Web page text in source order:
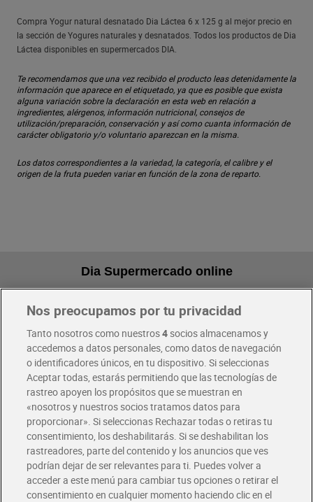
Compra Yogur natural desnatado Dia Láctea 6 x 125 g al mejor precio en
la sección de Yogures naturales y desnatados. Todos los productos de Dia
Láctea disponibles en supermercados DIA.
Te recomendamos que una vez recibido el producto leas detenidamente la
información que aparece en el etiquetado, ya que es posible que exista
alguna variación sobre la declaración en esta web en relación a
ingredientes, alérgenos, información nutricional, consejos de
utilización/preparación, conservación y así como cuanta información de
carácter obligatorio y/o voluntario aparezcan en la misma.
Los datos correspondientes a la variedad, la categoría, el calibre y el
origen de la fruta pueden variar en función de la zona de reparto.
Dia Supermercado online
Pide hoy, recibe hoy
Envío gratis por compras superiores a 100€
Envío estandar por 4,99€
Glovo y Uber Eats
Solicita tu factura de Glovo o Uber Eats
Únete al CLUB Dia
Disfruta las ventajas y ofertas exclusivas.
Descárgate la APP Dia
Nos preocupamos por tu privacidad
Tanto nosotros como nuestros4socios almacenamos y
accedemos a datos personales, como datos de navegación
o identificadores únicos, en tu dispositivo. Si seleccionas
Aceptar todas, estarás permitiendo que las tecnologías de
rastreo apoyen los propósitos que se muestran en
«nosotros y nuestros socios tratamos datos para
proporcionar». Si seleccionas Rechazar todas o retiras tu
consentimiento, los deshabilitarás. Si se deshabilitan los
rastreadores, parte del contenido y los anuncios que ves
podrían dejar de ser relevantes para ti. Puedes volver a
acceder a este menú para cambiar tus opciones o retirar el
consentimiento en cualquier momento haciendo clic en el